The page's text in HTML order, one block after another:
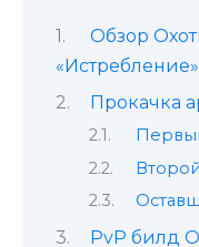
Обзор
«Истребление»
Прокачка
PvP билд